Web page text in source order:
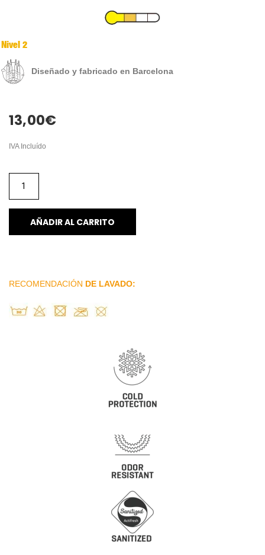
Nivel 2
Diseñado y fabricado en Barcelona
13,00€
IVA Incluído
AÑADIR AL CARRITO
RECOMENDACIÓN DE LAVADO: